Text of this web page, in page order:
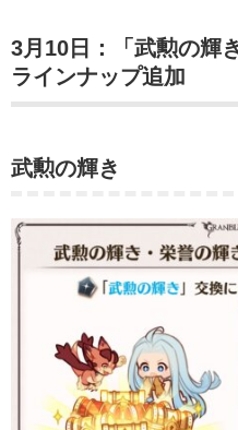
3月10日：「武勲の輝
ラインナップ追加
武勲の輝き